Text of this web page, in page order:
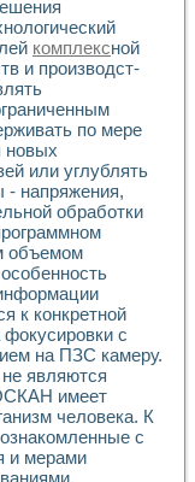
комплексной
и производст­
по мере
новых
или углублять
- напряжения,
обработки
объемом
к конкретной
с
на ПЗС камеру.
являются
имеет
человека. К
с
и мерами